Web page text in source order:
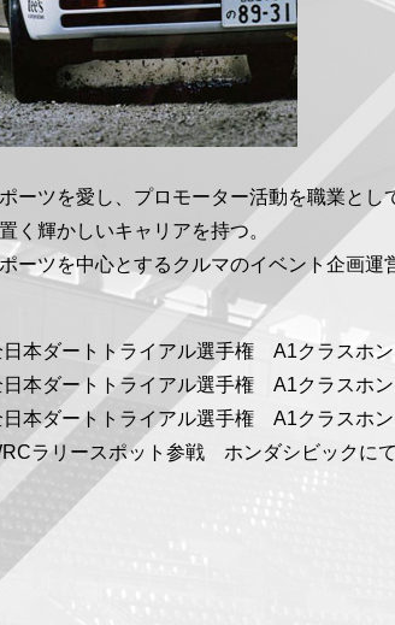
ーツを愛し、プロモーター活動を職業とし
く輝かしいキャリアを持つ。
ーツを中心とするクルマのイベント企画運
本ダートトライアル選手権 A1クラスホ
本ダートトライアル選手権 A1クラスホ
本ダートトライアル選手権 A1クラスホ
ラリースポット参戦 ホンダシビックに